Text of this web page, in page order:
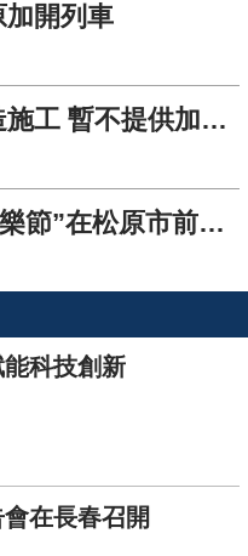
開列車
琿烏高速松原服務區改造施工 暫不提供加油服務
“2019郭爾羅斯馬頭琴音樂節”在松原市前郭縣查幹湖開幕
科技創新
在長春召開